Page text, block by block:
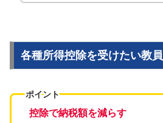
各種所得控除を受けたい教員
ポイント
控除で納税額を減らす